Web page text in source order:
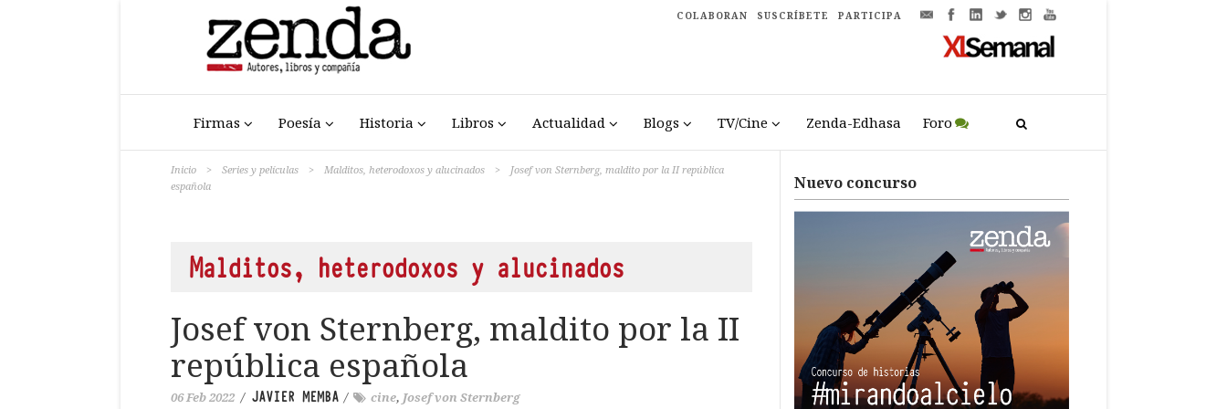
COLABORAN SUSCRÍBETE PARTICIPA
Firmas Poesía Historia Libros Actualidad Blogs TV/Cine Zenda-Edhasa Foro
Inicio > Series y películas > Malditos, heterodoxos y alucinados >
Josef von Sternberg, maldito por la II república
española
Malditos, heterodoxos y alucinados
Josef von Sternberg, maldito por la II
república española
06 Feb 2022 / JAVIER MEMBA / cine, Josef von Sternberg
Nuevo concurso